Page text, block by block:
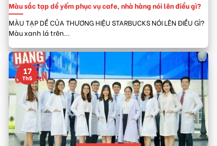
Màu sắc tạp dề yếm phục vụ cafe, nhà hàng nói lên điều gì?
MÀU TẠP DỀ CỦA THƯƠNG HIỆU STARBUCKS NÓI LÊN ĐIỀU GÌ?
Màu xanh lá trên...
17
Th5